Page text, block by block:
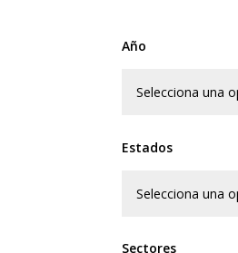
Año
Estados
Sectores